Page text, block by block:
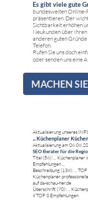
Es gibt viele gute
bundesweiten
präsentieren. Der
Sichtbarkeit erhöhen
Neukunden über
anderen guten
Telefon.
Rufen Sie uns doch
oder senden uns eine
MACHEN
Aktualisierung unseres
... Küchenplaner
Aktualisierung am
SEO Berater für die
Titel (56): ... Küchenplaner
Empfehlungen ...
Beschreibung (138): ...
Küchenplaner
auf da-schau-her.de
Überschrift (70): ...
√ TOP 3 Empfehlungen